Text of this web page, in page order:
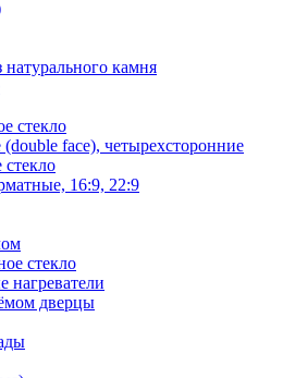
камня
стекло
face), четырехсторонние
16:9, 22:9
стекло
нагреватели
дверцы